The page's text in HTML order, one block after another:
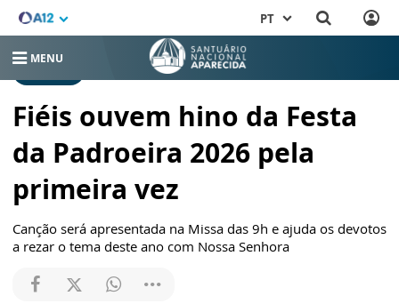
PT
MENU
Fiéis ouvem hino da Festa
da Padroeira 2026 pela
primeira vez
Canção será apresentada na Missa das 9h e ajuda os devotos
a rezar o tema deste ano com Nossa Senhora